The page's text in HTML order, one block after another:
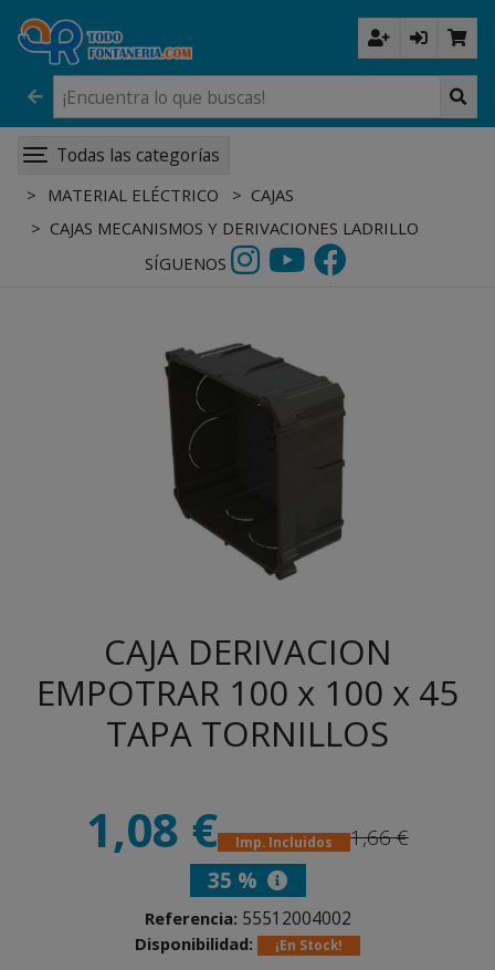
Todas las categorías
MATERIAL ELÉCTRICO
CAJAS
CAJAS MECANISMOS Y DERIVACIONES LADRILLO
SÍGUENOS
CAJA DERIVACION
EMPOTRAR 100 x 100 x 45
TAPA TORNILLOS
1,08 € Imp. Incluidos
1,66 €
35 %
Referencia: 55512004002
Disponibilidad: ¡En Stock!